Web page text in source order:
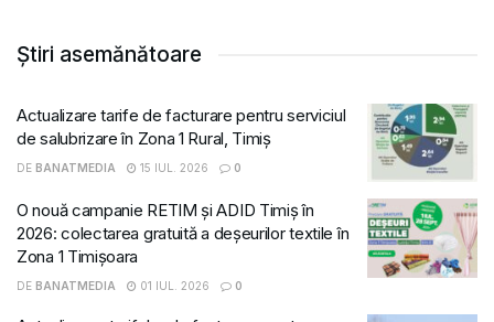
Știri asemănătoare
Actualizare tarife de facturare pentru serviciul
de salubrizare în Zona 1 Rural, Timiș
DE BANATMEDIA 15 IUL. 2026 0
O nouă campanie RETIM și ADID Timiș în
2026: colectarea gratuită a deșeurilor textile în
Zona 1 Timișoara
DE BANATMEDIA 01 IUL. 2026 0